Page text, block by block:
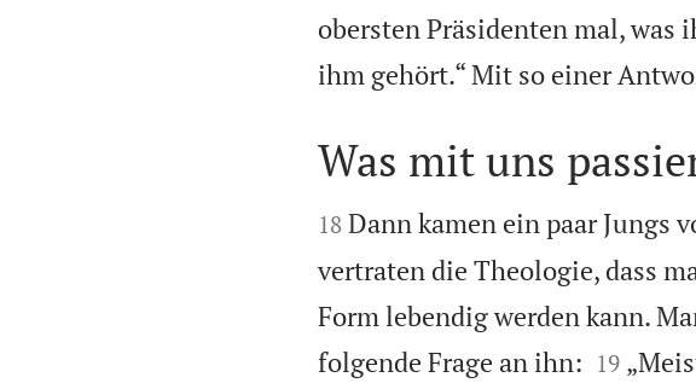
obersten Präsidenten mal, was
ihm gehört.“ Mit so einer

Was mit uns

18 Dann kamen ein paar Jungs
vertraten die Theologie, dass
Form lebendig werden kann.
folgende Frage an ihn:
19